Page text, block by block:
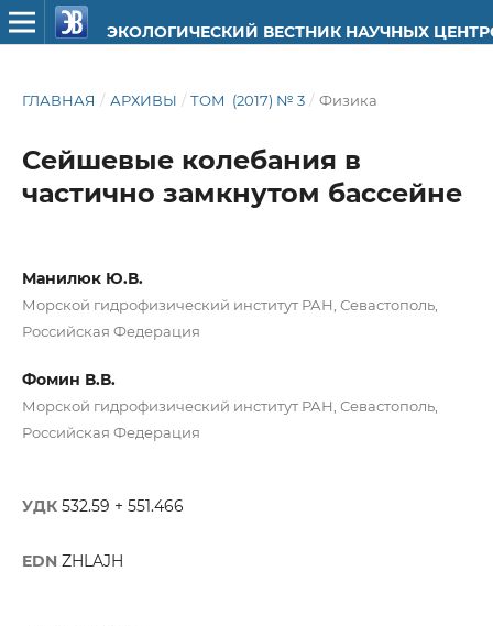
ЭКОЛОГИЧЕСКИЙ ВЕСТНИК НАУЧНЫХ
ГЛАВНАЯ / АРХИВЫ / ТОМ (2017) № 3 / Физика
Сейшевые колебания в
частично замкнутом бассейне
Манилюк Ю.В.
Морской гидрофизический институт РАН, Севастополь,
Российская Федерация
Фомин В.В.
Морской гидрофизический институт РАН, Севастополь,
Российская Федерация
УДК 532.59 + 551.466
EDN ZHLAJH